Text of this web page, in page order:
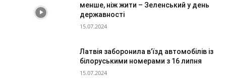
менше, ніж жити – Зеленський у день
державності
15.07.2024
Латвія заборонила в’їзд автомобілів із
білоруськими номерами з 16 липня
15.07.2024